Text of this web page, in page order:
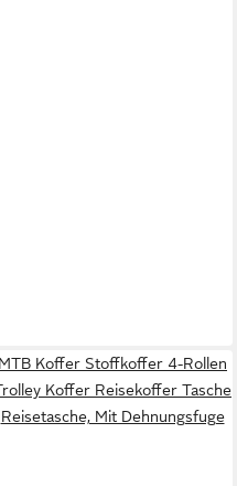
MTB Koffer Stoffkoffer 4-Rollen
Koffer Reisekoffer Tasche
Reisetasche, Mit Dehnungsfuge